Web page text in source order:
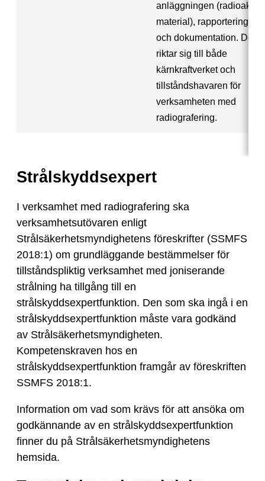
anläggningen (radioaktivt
material), rapportering
och dokumentation. Den
riktar sig till både
kärnkraftverket och
tillståndshavaren för
verksamheten med
radiografering.
Strålskyddsexpert
I verksamhet med radiografering ska
verksamhetsutövaren enligt
Strålsäkerhetsmyndighetens föreskrifter (SSMFS
2018:1) om grundläggande bestämmelser för
tillståndspliktig verksamhet med joniserande
strålning ha tillgång till en
strålskyddsexpertfunktion. Den som ska ingå i en
strålskyddsexpertfunktion måste vara godkänd
av Strålsäkerhetsmyndigheten.
Kompetenskraven hos en
strålskyddsexpertfunktion framgår av föreskriften
SSMFS 2018:1.
Information om vad som krävs för att ansöka om
godkännande av en strålskyddsexpertfunktion
finner du på Strålsäkerhetsmyndighetens
hemsida.